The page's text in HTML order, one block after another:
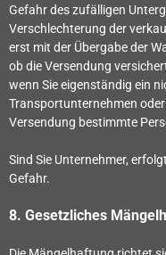
Gefahr des zufälligen
Verschlechterung der
erst mit der Übergabe der
ob die Versendung
wenn Sie eigenständig ein
Transportunternehmen
Versendung bestimmte
Sind Sie Unternehmer,
Gefahr.
8. Gesetzliches